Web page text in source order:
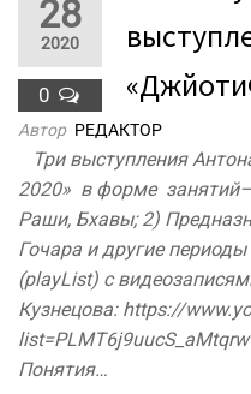
28
2020
0
Автор РЕДАКТОР
Три выступления
2020» в форме
Раши, Бхавы; 2)
Гочара и другие
(playList) с
Кузнецова: https://
Понятия…